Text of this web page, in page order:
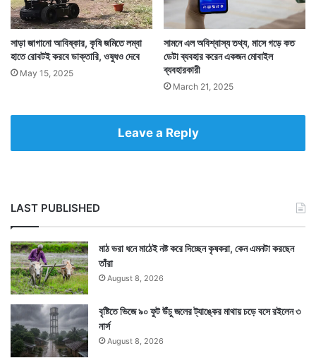
Tags 5th Generation Mobile Technology News
সাড়া জাগানো আবিষ্কার, কৃষি জমিতে লম্বা
হাতে রোবটই করবে ডাক্তারি, ওষুধও দেবে
May 15, 2025
সামনে এল অবিশ্বাস্য তথ্য, মাসে গড়ে কত
ডেটা ব্যবহার করেন একজন মোবাইল
ব্যবহারকারী
March 21, 2025
Leave a Reply
LAST PUBLISHED
মাঠ ভরা ধনে মাঠেই নষ্ট করে দিচ্ছেন কৃষকরা, কেন এমনটা করছেন
তাঁরা
August 8, 2026
বৃষ্টিতে ভিজে ৯০ ফুট উঁচু জলের ট্যাঙ্কের মাথায় চড়ে বসে রইলেন ৩
নার্স
August 8, 2026